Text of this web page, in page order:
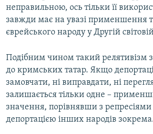
ВІДЕОУРОКИ «ELIFBE»
СВІДЧЕННЯ ОКУПАЦІЇ
УКРАЇНСЬКА ПРОБЛЕМА КРИМУ
ІНФОГРАФІКА
Русский
Qırımtatar
ДОЛУЧАЙСЯ!
неправильною, ось тільки її
завжди має на увазі применшення
єврейського народу у Другій
Подібним чином такий релятивізм
до кримських татар. Якщо
замовчати, ні виправдати, ні
залишається тільки одне –
значення, порівнявши з репресіями
депортацією інших народів